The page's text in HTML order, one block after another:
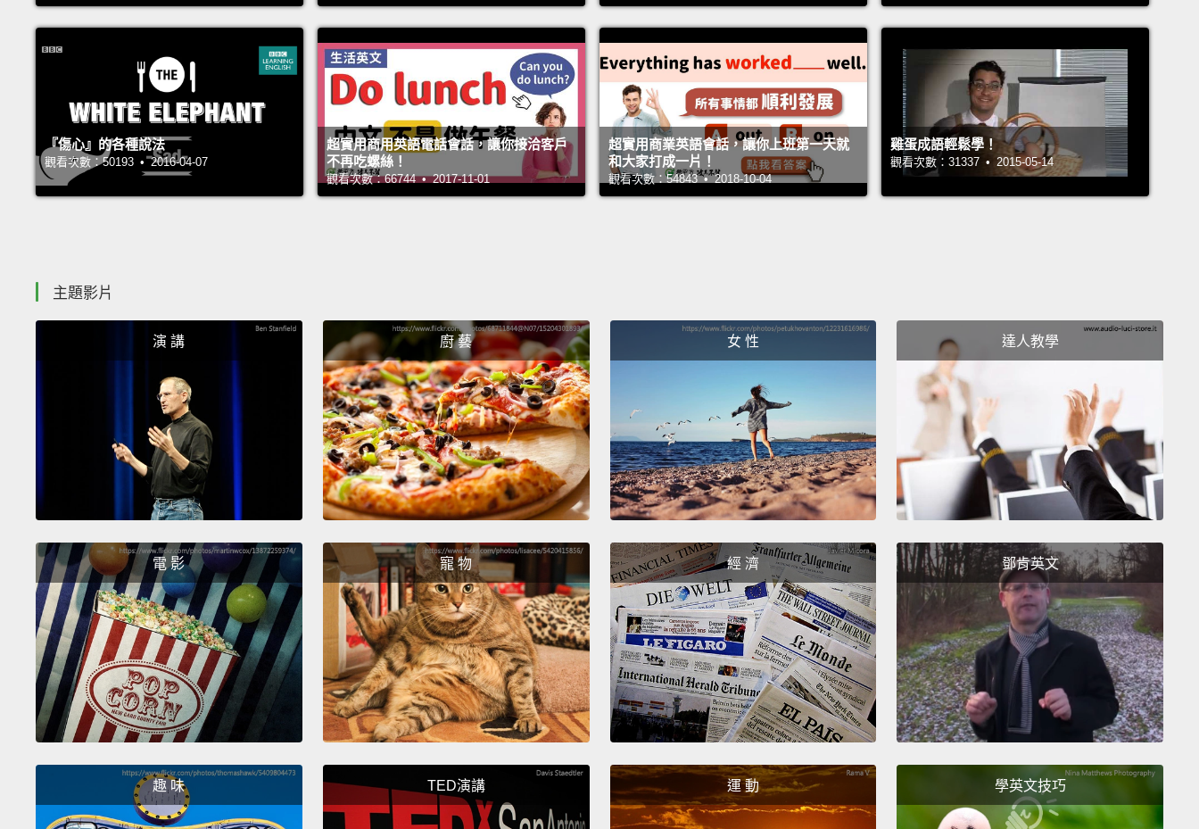
talks.
別誤會，Frank。但有錢就能大聲說話。
It's just no one ever talks to me.
不過從來沒人跟我說過話。
Is this about last quarter? You don't still have a chip on
your shoulder, do you?
是因為上一季嗎？你不會還耿耿於懷吧？
No, no, no. Mmm...sour cream and onion. Frank, I feel like
I'm beating a dead horse here.
不不，才不呢。嗯...酸奶洋蔥口味。Frank，我覺得我好像在白
費力氣。
Checkmate.
將軍。
Personally, I think you're great. You've got a good head
on your shoulders.
So as much as it pains me to say this,
it's curtains for you, Frank.
痛心，但你完了，Frank。
What's this?
『傷心』的各種說法
觀看次數：50193 • 2016-04-07
超實用商用英語電話會話，讓你接洽客戶
不再吃螺絲！
觀看次數：66744 • 2017-11-01
超實用商業英語會話，讓你上班第一天就
和大家打成一片！
觀看次數：54843 • 2018-10-04
雞蛋成語輕鬆學！
觀看次數：31337 • 2015-05-14
主題影片
演 講 廚 藝 女 性 達人教學
電 影 寵 物 經 濟 鄧肯英文
趣 味 TED演講 運 動 學英文技巧